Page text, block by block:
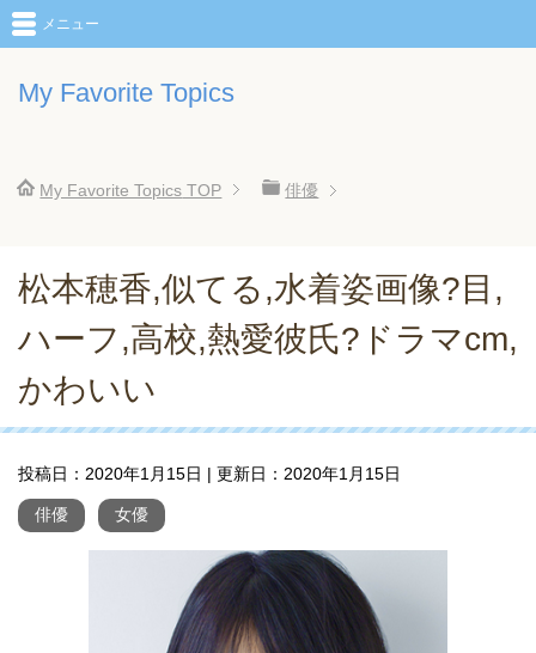
My Favorite Topics
メニュー
My Favorite Topics TOP 俳優
松本穂香,似てる,水着姿画像?目,
ハーフ,高校,熱愛彼氏?ドラマcm,
かわいい
投稿日： 2020年1月15日 | 更新日： 2020年1月15日
俳優 女優